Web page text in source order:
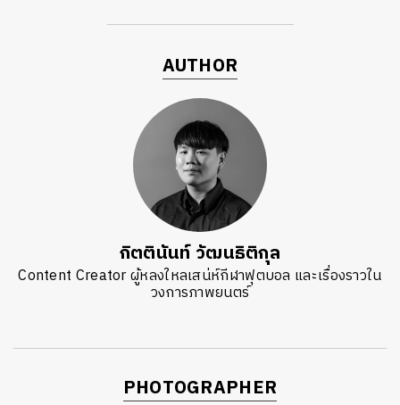
AUTHOR
กิตตินันท์ วัฒนธิติกุล
Content Creator ผู้หลงใหลเสน่ห์กีฬาฟุตบอล และเรื่องราวใน
วงการภาพยนตร์
PHOTOGRAPHER